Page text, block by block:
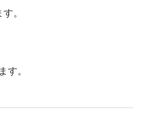
。
す。
問い合わせがあった場合キャ
いただける方のみご購入くだ